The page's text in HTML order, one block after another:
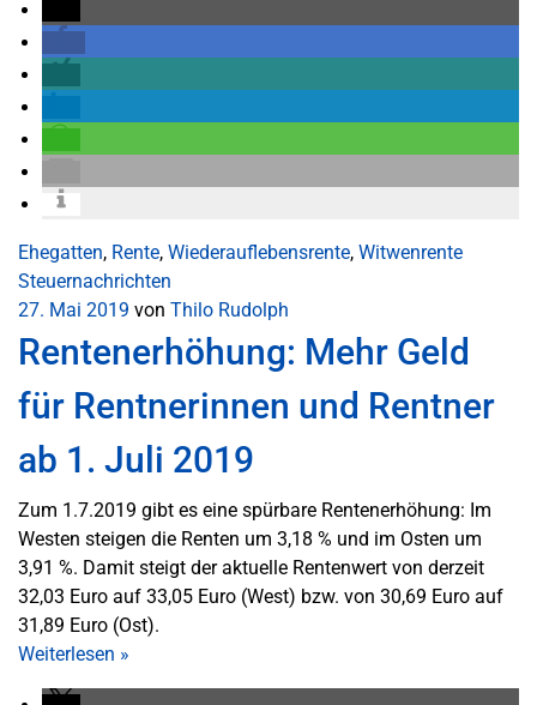
Ehegatten, Rente, Wiederauflebensrente, Witwenrente
Steuernachrichten
27. Mai 2019 von Thilo Rudolph
Rentenerhöhung: Mehr Geld
für Rentnerinnen und Rentner
ab 1. Juli 2019
Zum 1.7.2019 gibt es eine spürbare Rentenerhöhung: Im
Westen steigen die Renten um 3,18 % und im Osten um
3,91 %. Damit steigt der aktuelle Rentenwert von derzeit
32,03 Euro auf 33,05 Euro (West) bzw. von 30,69 Euro auf
31,89 Euro (Ost).
Weiterlesen »